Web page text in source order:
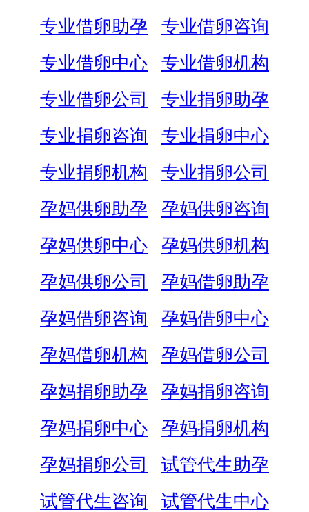
专业借卵助孕
专业借卵咨询
专业借卵中心
专业借卵机构
专业借卵公司
专业捐卵助孕
专业捐卵咨询
专业捐卵中心
专业捐卵机构
专业捐卵公司
孕妈供卵助孕
孕妈供卵咨询
孕妈供卵中心
孕妈供卵机构
孕妈供卵公司
孕妈借卵助孕
孕妈借卵咨询
孕妈借卵中心
孕妈借卵机构
孕妈借卵公司
孕妈捐卵助孕
孕妈捐卵咨询
孕妈捐卵中心
孕妈捐卵机构
孕妈捐卵公司
试管代生助孕
试管代生咨询
试管代生中心